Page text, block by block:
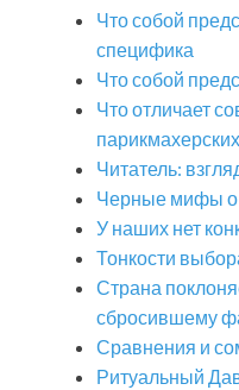
Что собой
специфика
Что собой
Что отличает
парикмахерских
Читатель:
Черные мифы о
У наших нет
Тонкости
Страна
сбросившему
Сравнения и
Ритуальный